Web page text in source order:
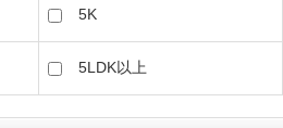
5K
5LDK以上